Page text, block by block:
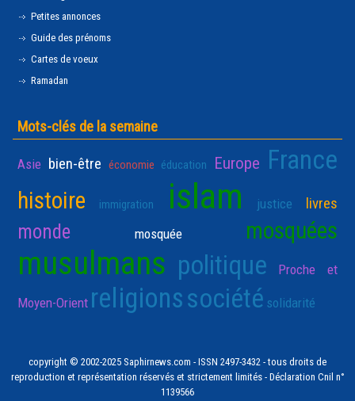
Petites annonces
Guide des prénoms
Cartes de voeux
Ramadan
Mots-clés de la semaine
Asie bien-être économie éducation Europe France
histoire immigration islam justice livres
monde mosquée mosquées
musulmans politique Proche et
Moyen-Orient religionssociété solidarité
copyright © 2002-2025 Saphirnews.com - ISSN 2497-3432 - tous droits de
reproduction et représentation réservés et strictement limités - Déclaration Cnil n°
1139566